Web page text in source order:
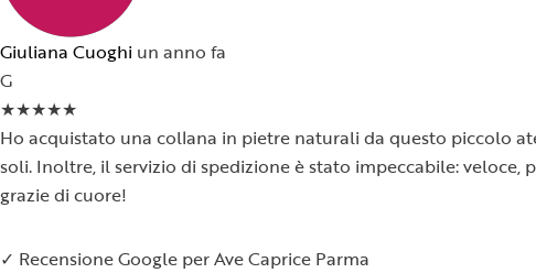
Giuliana Cuoghi un anno fa
G
★★★★★
Ho acquistato una collana in pietre naturali da questo piccolo
soli. Inoltre, il servizio di spedizione è stato impeccabile:
grazie di cuore!
✓ Recensione Google per Ave Caprice Parma